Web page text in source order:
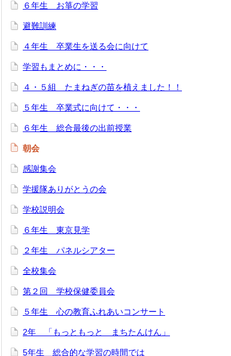
６年生 お箏の学習
避難訓練
４年生 卒業生を送る会に向けて
学習もまとめに・・・
４・５組 たまねぎの苗を植えました！！
５年生 卒業式に向けて・・・
６年生 総合最後の出前授業
朝会
感謝集会
学援隊ありがとうの会
学校説明会
６年生 東京見学
２年生 パネルシアター
全校集会
第２回 学校保健委員会
５年生 心の教育ふれあいコンサート
2年 「もっともっと まちたんけん」
5年生 総合的な学習の時間では